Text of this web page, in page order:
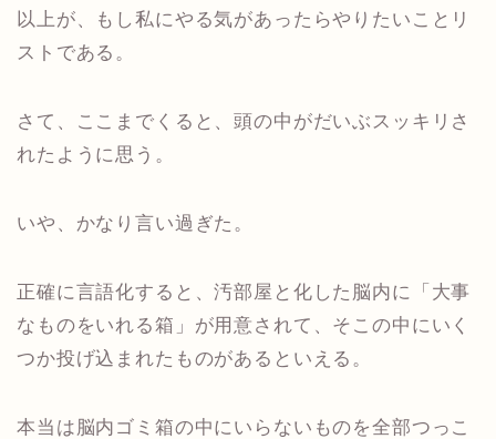
以上が、もし私にやる気があったらやりたいことリ
ストである。
さて、ここまでくると、頭の中がだいぶスッキリさ
れたように思う。
いや、かなり言い過ぎた。
正確に言語化すると、汚部屋と化した脳内に「大事
なものをいれる箱」が用意されて、そこの中にいく
つか投げ込まれたものがあるといえる。
本当は脳内ゴミ箱の中にいらないものを全部つっこ